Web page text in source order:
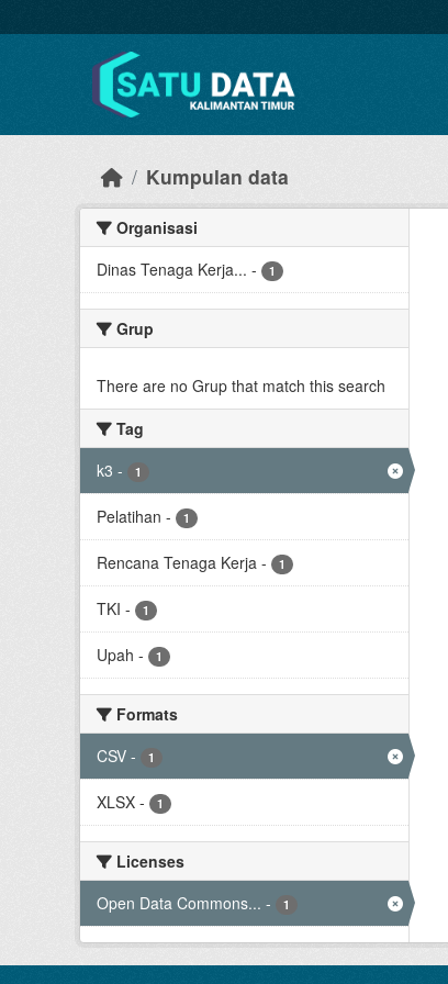
Kumpulan data
Organisasi
Dinas Tenaga Kerja... - 1
Grup
There are no Grup that match this search
Tag
k3 - 1
Pelatihan - 1
Rencana Tenaga Kerja - 1
TKI - 1
Upah - 1
Formats
CSV - 1
XLSX - 1
Licenses
Open Data Commons... - 1